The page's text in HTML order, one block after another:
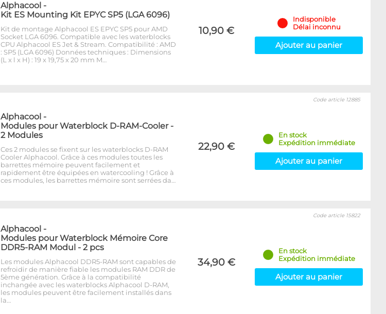
Alphacool -
Kit ES Mounting Kit EPYC SP5 (LGA 6096)
Kit de montage Alphacool ES EPYC SP5 pour AMD
Socket LGA 6096. Compatible avec les waterblocks
CPU Alphacool ES Jet & Stream. Compatibilité : AMD
: SP5 (LGA 6096) Données techniques : Dimensions
(L x l x H) : 19 x 19,75 x 20 mm M…
10,90 €
Indisponible
Délai inconnu
Ajouter au panier
Alphacool -
Modules pour Waterblock D-RAM-Cooler -
2 Modules
Ces 2 modules se fixent sur les waterblocks D-RAM
Cooler Alphacool. Grâce à ces modules toutes les
barrettes mémoire peuvent facilement et
rapidement être équipées en watercooling ! Grâce à
ces modules, les barrettes mémoire sont serrées da…
22,90 €
Code article 12885
En stock
Expédition immédiate
Ajouter au panier
Alphacool -
Modules pour Waterblock Mémoire Core
DDR5-RAM Modul - 2 pcs
Les modules Alphacool DDR5-RAM sont capables de
refroidir de manière fiable les modules RAM DDR de
5ème génération. Grâce à la compatibilité
inchangée avec les waterblocks Alphacool D-RAM,
les modules peuvent être facilement installés dans
la…
34,90 €
Code article 15822
En stock
Expédition immédiate
Ajouter au panier